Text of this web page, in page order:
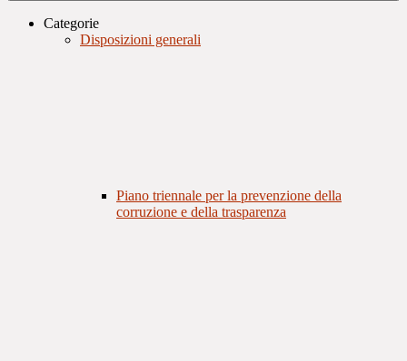
Categorie
Disposizioni generali
Piano triennale per la prevenzione della
corruzione e della trasparenza